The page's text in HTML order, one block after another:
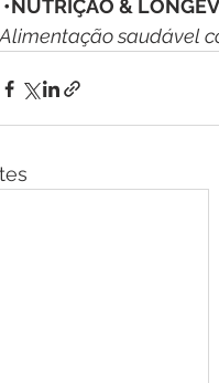
•NUTRIÇÃO &
Alimentação saudável